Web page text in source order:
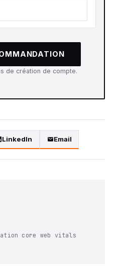
de création de compte.
LinkedIn Email
core web vitals